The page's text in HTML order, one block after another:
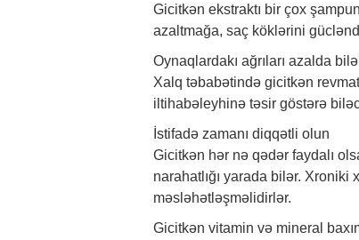
Gicitkən ekstraktı bir çox
azaltmağa, saç köklərini
Oynaqlardakı ağrıları azalda
Xalq təbabətində gicitkən
iltihabəleyhinə təsir göstərə
İstifadə zamanı diqqətli olun
Gicitkən hər nə qədər faydalı
narahatlığı yarada bilər.
məsləhətləşməlidirlər.
Gicitkən vitamin və mineral